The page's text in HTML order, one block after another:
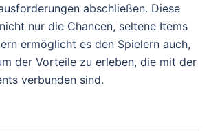
abschließen. Diese
nur die Chancen, seltene Items
ermöglicht es den Spielern auch,
der Vorteile zu erleben, die mit der
verbunden sind.